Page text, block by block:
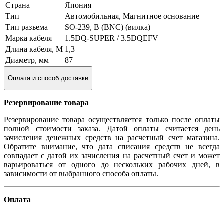
Страна
Япония
Тип
Автомобильная, Магнитное основание
Тип разъема
SO-239, B (BNC) (вилка)
Марка кабеля
1.5DQ-SUPER / 3.5DQEFV
Длина кабеля, М 1,3
Диаметр, мм
87
Оплата и способ доставки
Резервирование товара
Резервирование товара осуществляется только после оплаты
полной стоимости заказа. Датой оплаты считается день
зачисления денежных средств на расчетный счет магазина.
Обратите внимание, что дата списания средств не всегда
совпадает с датой их зачисления на расчетный счет и может
варьироваться от одного до нескольких рабочих дней, в
зависимости от выбранного способа оплаты.
Оплата